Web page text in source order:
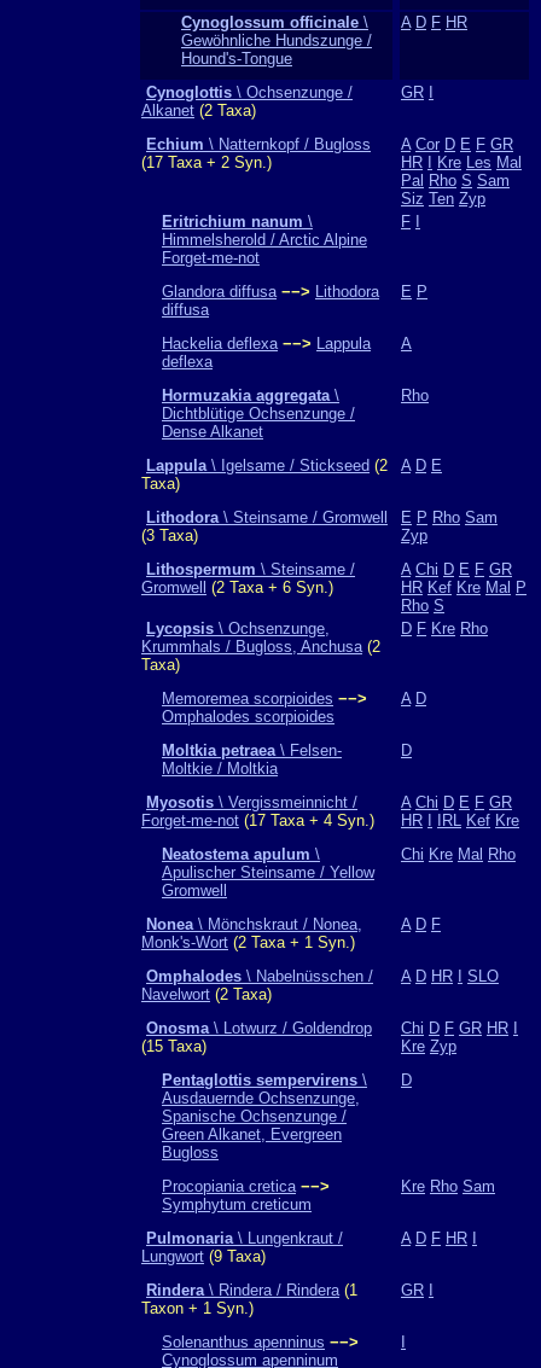
Cynoglossum officinale \
Gewöhnliche Hundszunge /
Hound's-Tongue
A D F HR
Cynoglottis \ Ochsenzunge /
Alkanet (2 Taxa)
GR
Echium \ Natternkopf / Bugloss
(17 Taxa + 2 Syn.)
A Cor D E F GR
HR
Kre Les Mal
Pal Rho S Sam
Siz Ten Zyp
Eritrichium nanum \
Himmelsherold / Arctic Alpine
Forget-me-not
F
Glandora diffusa −−> Lithodora
diffusa
E P
Hackelia deflexa −−> Lappula
deflexa
A
Hormuzakia aggregata\
Dichtblütige Ochsenzunge /
Dense Alkanet
Rho
Lappula\ Igelsame / Stickseed (2
Taxa)
A D E
Lithodora\ Steinsame / Gromwell
(3 Taxa)
E P Rho Sam
Zyp
Lithospermum \ Steinsame /
Gromwell
(2 Taxa + 6 Syn.)
A Chi D E F GR
HR Kef Kre Mal P
Rho S
Lycopsis \ Ochsenzunge,
Krummhals / Bugloss, Anchusa(2
Taxa)
D F Kre Rho
Memoremea scorpioides −−>
Omphalodes scorpioides
A D
Moltkia petraea\ Felsen-
Moltkie / Moltkia
D
Myosotis \ Vergissmeinnicht /
Forget-me-not (17 Taxa + 4 Syn.)
A Chi D E F GR
HR
IRL Kef Kre
Neatostema apulum \
Apulischer Steinsame / Yellow
Gromwell
Chi Kre Mal Rho
Nonea\ Mönchskraut / Nonea,
Monk's-Wort (2 Taxa + 1 Syn.)
A D F
Omphalodes \ Nabelnüsschen /
Navelwort (2 Taxa)
A D HR SLO
Onosma\ Lotwurz / Goldendrop
(15 Taxa)
Chi D F GR HR
Kre Zyp
Pentaglottis sempervirens \
Ausdauernde Ochsenzunge,
Spanische Ochsenzunge /
Green Alkanet, Evergreen
Bugloss
D
Procopiania cretica −−>
Symphytum creticum
Kre Rho Sam
Pulmonaria\ Lungenkraut /
Lungwort (9 Taxa)
A D F HR
Rindera\ Rindera / Rindera(1
Taxon + 1 Syn.)
GR
Solenanthus apenninus −−>
Cynoglossum apenninum